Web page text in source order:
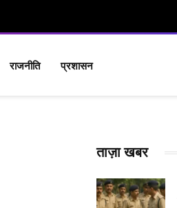
राजनीति प्रशासन
ताज़ा खबर